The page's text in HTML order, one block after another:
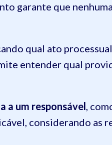
garante que
qual ato
entender qual
a um responsável,
considerando as